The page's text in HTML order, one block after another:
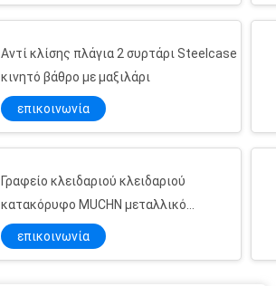
Αντί κλίσης πλάγια 2 συρτάρι Steelcase
κινητό βάθρο με μαξιλάρι
επικοινωνία
Γραφείο κλειδαριού κλειδαριού
κατακόρυφο MUCHN μεταλλικό
ντουλάπι συρτάρι
επικοινωνία